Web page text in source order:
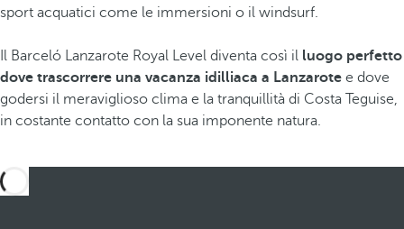
sport acquatici come le immersioni o il windsurf.
Il Barceló Lanzarote Royal Level diventa così il luogo perfetto
dove trascorrere una vacanza idilliaca a Lanzarote e dove
godersi il meraviglioso clima e la tranquillità di Costa Teguise,
in costante contatto con la sua imponente natura.